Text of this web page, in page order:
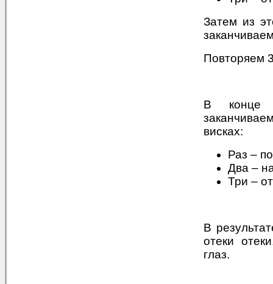
Затем из
Повторяем
В конце
висках:
Раз –
Два –
Три –
В
отеки
глаз.